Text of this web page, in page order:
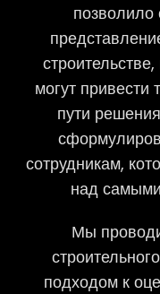
могут
пути
сотрудникам,
над
Мы
подходом к